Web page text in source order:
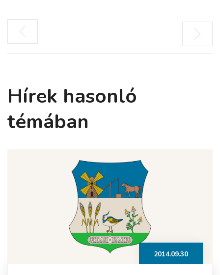
Hírek hasonló
témában
2014.09.30